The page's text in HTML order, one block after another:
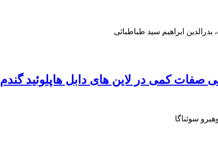
ابراهیم سید طباطبائی
صفات کمی در لاین های دابل هاپلوئید گندم
سوئناگا